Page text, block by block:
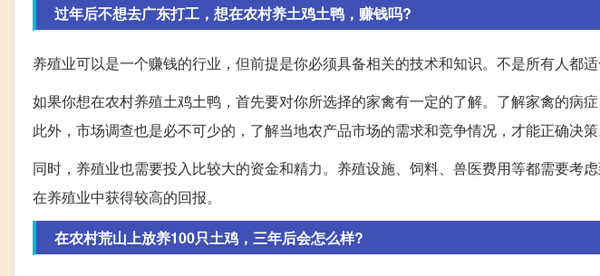
过年后不想去广东打工，想在农村养土鸡土鸭，赚钱吗?
养殖业可以是一个赚钱的行业，但前提是你必须具备相关的技术和知识。不是所有人都
如果你想在农村养殖土鸡土鸭，首先要对你所选择的家禽有一定的了解。了解家禽的病
此外，市场调查也是必不可少的，了解当地农产品市场的需求和竞争情况，才能正确决策
同时，养殖业也需要投入比较大的资金和精力。养殖设施、饲料、兽医费用等都需要考
在养殖业中获得较高的回报。
在农村荒山上放养100只土鸡，三年后会怎么样?